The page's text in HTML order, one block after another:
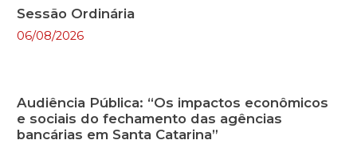
Sessão Ordinária
06/08/2026
Audiência Pública: “Os impactos econômicos
e sociais do fechamento das agências
bancárias em Santa Catarina”